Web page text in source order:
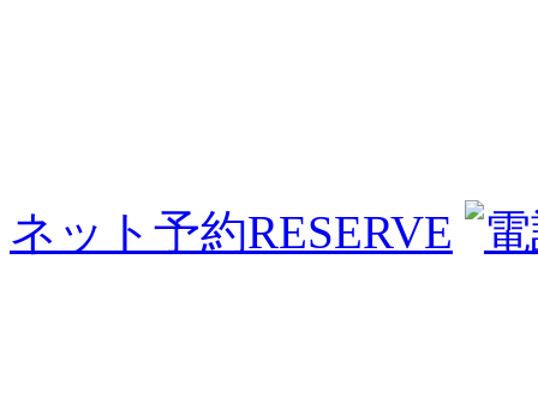
ネット予約RESERVE